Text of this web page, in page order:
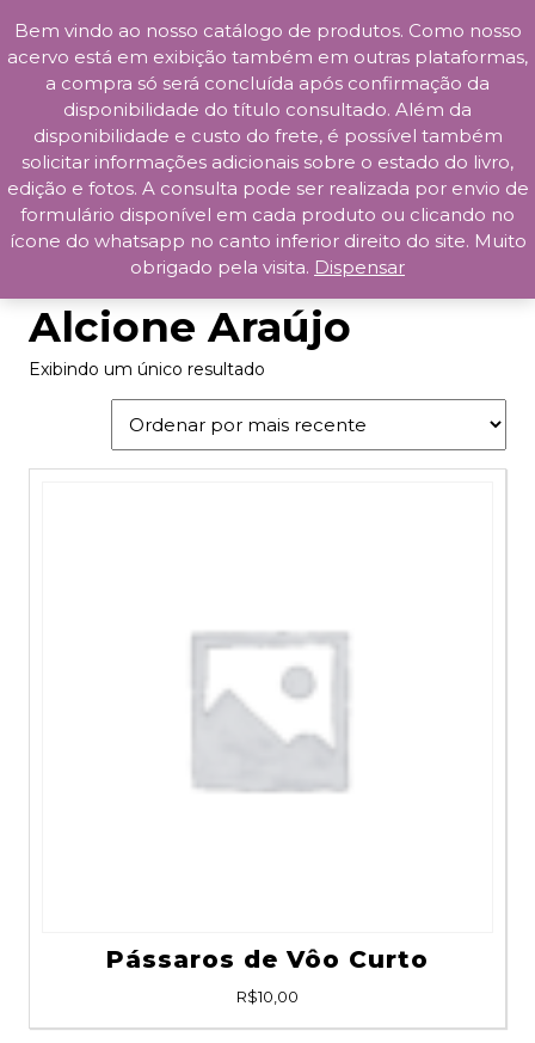
Skip
content
Prosa da Praça
/ Produtos marcados com a tag “Alcione Araújo”
Alcione Araújo
Exibindo um único resultado
Pássaros de Vôo Curto
R$10,00
Bem vindo ao nosso catálogo de produtos. Como nosso
acervo está em exibição também em outras plataformas,
a compra só será concluída após confirmação da
disponibilidade do título consultado. Além da
disponibilidade e custo do frete, é possível também
solicitar informações adicionais sobre o estado do livro,
edição e fotos. A consulta pode ser realizada por envio de
formulário disponível em cada produto ou clicando no
ícone do whatsapp no canto inferior direito do site. Muito
obrigado pela visita. Dispensar